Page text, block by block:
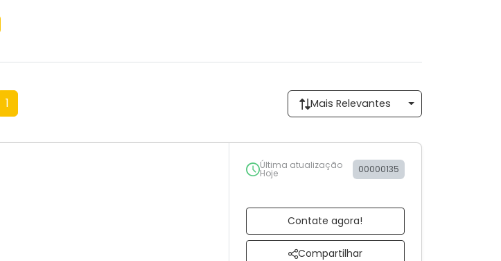
1 Mais Relevantes
Última atualização
Hoje 00000135
Contate agora!
Compartilhar